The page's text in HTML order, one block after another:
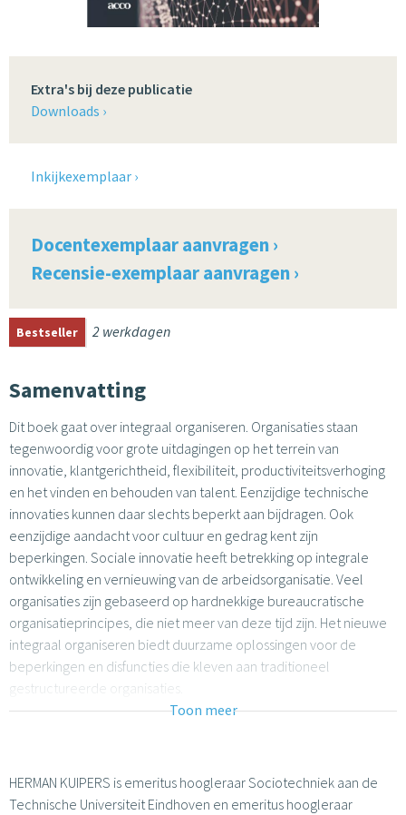
Extra's bij deze publicatie
Downloads ›
Inkijkexemplaar ›
Docentexemplaar aanvragen ›
Recensie-exemplaar aanvragen ›
Bestseller 2 werkdagen
Samenvatting
Dit boek gaat over integraal organiseren. Organisaties staan
tegenwoordig voor grote uitdagingen op het terrein van
innovatie, klantgerichtheid, flexibiliteit, productiviteitsverhoging
en het vinden en behouden van talent. Eenzijdige technische
innovaties kunnen daar slechts beperkt aan bijdragen. Ook
eenzijdige aandacht voor cultuur en gedrag kent zijn
beperkingen. Sociale innovatie heeft betrekking op integrale
ontwikkeling en vernieuwing van de arbeidsorganisatie. Veel
organisaties zijn gebaseerd op hardnekkige bureaucratische
organisatieprincipes, die niet meer van deze tijd zijn. Het nieuwe
integraal organiseren biedt duurzame oplossingen voor de
beperkingen en disfuncties die kleven aan traditioneel
gestructureerde organisaties.
Toon meer
HERMAN KUIPERS is emeritus hoogleraar Sociotechniek aan de
Technische Universiteit Eindhoven en emeritus hoogleraar